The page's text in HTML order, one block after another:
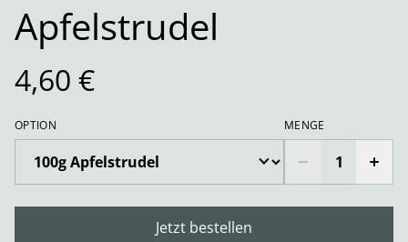
Apfelstrudel
4,60 €
OPTION MENGE
Jetzt bestellen